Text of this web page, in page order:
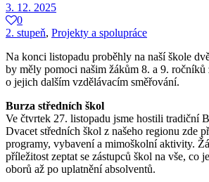
3. 12. 2025
0
2. stupeň, Projekty a spolupráce
Na konci listopadu proběhly na naší škole
by měly pomoci našim žákům 8. a 9. ročníků
o jejich dalším vzdělávacím směřování.
Burza středních škol
Ve čtvrtek 27. listopadu jsme hostili tradiční
Dvacet středních škol z našeho regionu zde
programy, vybavení a mimoškolní aktivity.
příležitost zeptat se zástupců škol na vše, co
oborů až po uplatnění absolventů.